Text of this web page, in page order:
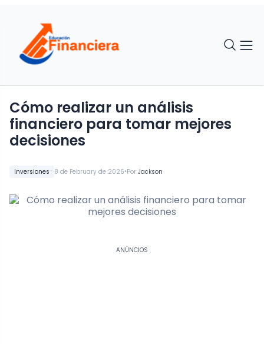
Inversiones 8 de February de 2026•Por Jackson
Cómo realizar un análisis
financiero para tomar mejores
decisiones
ANÚNCIOS